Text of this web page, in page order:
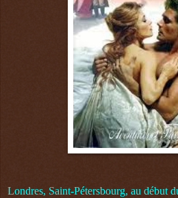
Londres, Saint-Pétersbourg, au début